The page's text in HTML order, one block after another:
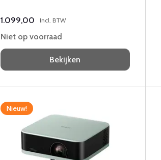
compatibiliteit. Met 1500 lumen
helderheid, Wi-Fi-connectiviteit en een
compact ontwerp is het perfect voor
zakelijk gebruik, educatie en persoonlijk
1.099,00 Incl. BTW
Niet op voorraad
Bekijken
Nieuw!